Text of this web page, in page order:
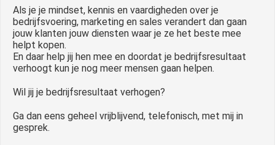
Als je je mindset, kennis en vaardigheden over je
bedrijfsvoering, marketing en sales verandert dan gaan
jouw klanten jouw diensten waar je ze het beste mee
helpt kopen.
En daar help jij hen mee en doordat je bedrijfsresultaat
verhoogt kun je nog meer mensen gaan helpen.
Wil jij je bedrijfsresultaat verhogen?
Ga dan eens geheel vrijblijvend, telefonisch, met mij in
gesprek.